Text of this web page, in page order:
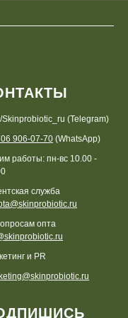
Skinprobiotic_ru (Telegram)
906-07-70 (WhatsApp)
работы: пн-вс 10.00 -
служба
опта
и PR